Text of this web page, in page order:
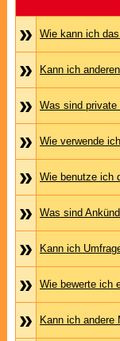
»
Wie kann ich
» Kann ich
» Was sind private
» Wie verwende
» Wie benutze ich
» Was sind
» Kann ich
» Wie bewerte ich
» Kann ich andere